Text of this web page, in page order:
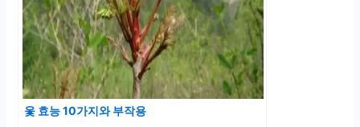
옻 효능 10가지와 부작용